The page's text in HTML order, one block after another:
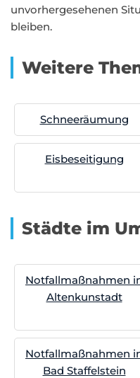
unvorhergesehenen
bleiben.
Weitere
Schneeräumung
Eisbeseitigung
Städte im
Notfallmaßnahmen
Altenkunstadt
Notfallmaßnahmen
Bad Staffelstein